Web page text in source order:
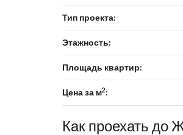
Тип проекта:
Этажность:
Площадь квартир:
Цена за м2:
Как проехать до